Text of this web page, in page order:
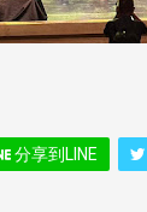
分享到LINE